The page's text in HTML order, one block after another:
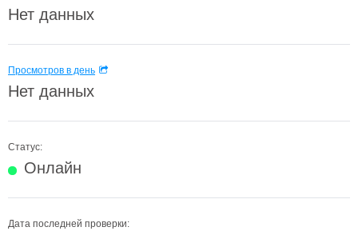
Нет данных
Просмотров в день
Нет данных
Статус:
Онлайн
Дата последней проверки: